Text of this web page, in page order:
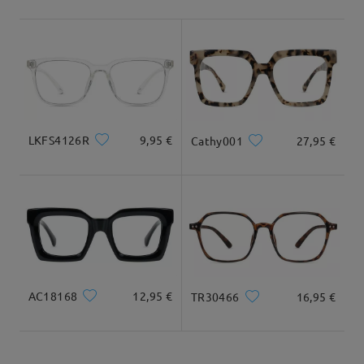
17cm/6.69 in 12.5cm/4.92 in
Ancho Total
131mm/ 5.16in
Longitud de Patillas
146mm/ 5.75in
LKFS4126R 9,95 € Cathy001 27,95 €
AC18168 12,95 € TR30466 16,95 €